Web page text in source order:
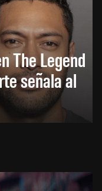
The Legend
señala al